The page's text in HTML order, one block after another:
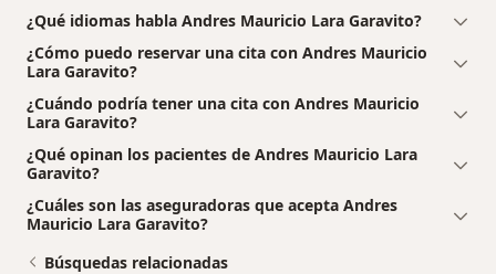
¿Qué idiomas habla Andres Mauricio Lara Garavito?
¿Cómo puedo reservar una cita con Andres Mauricio
Lara Garavito?
¿Cuándo podría tener una cita con Andres Mauricio
Lara Garavito?
¿Qué opinan los pacientes de Andres Mauricio Lara
Garavito?
¿Cuáles son las aseguradoras que acepta Andres
Mauricio Lara Garavito?
Búsquedas relacionadas